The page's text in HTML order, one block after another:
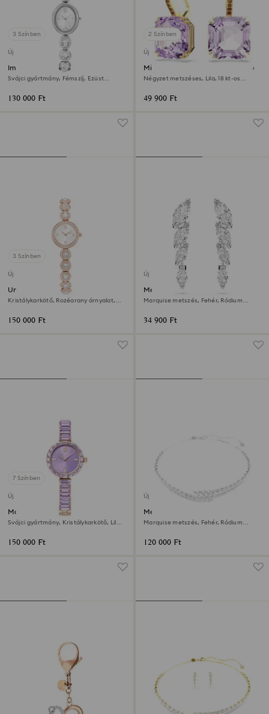
3 Színben
Új
Imber oval óra
Svájci gyártmány, Fémszíj, Ezüst
130 000 Ft
2 Színben
Új
Millenia csepp alakú fülbevaló
Négyzet metszéses, Lila, 18 kt-os
49 900 Ft
3 Színben
Új
Una Angelic óra
Kristálykarkötő, Rozéarany árnyalat,
150 000 Ft
Új
Mesmera fülbevalók
Marquise metszés, Fehér, Ródium
34 900 Ft
7 Színben
Új
Matrix bangle óra
Svájci gyártmány, Kristálykarkötő, Lila,
150 000 Ft
Új
Mesmera nyaklánc
Marquise metszés, Fehér, Ródium
120 000 Ft